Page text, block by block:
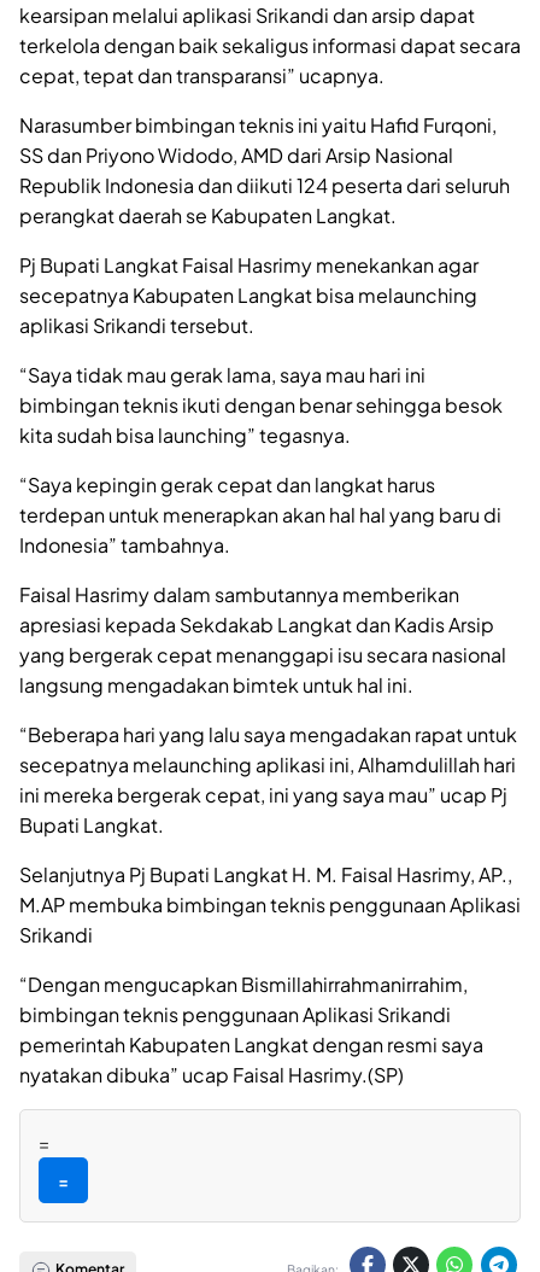
kearsipan melalui aplikasi Srikandi dan arsip dapat
terkelola dengan baik sekaligus informasi dapat secara
cepat, tepat dan transparansi” ucapnya.
Narasumber bimbingan teknis ini yaitu Hafid Furqoni,
SS dan Priyono Widodo, AMD dari Arsip Nasional
Republik Indonesia dan diikuti 124 peserta dari seluruh
perangkat daerah se Kabupaten Langkat.
Pj Bupati Langkat Faisal Hasrimy menekankan agar
secepatnya Kabupaten Langkat bisa melaunching
aplikasi Srikandi tersebut.
“Saya tidak mau gerak lama, saya mau hari ini
bimbingan teknis ikuti dengan benar sehingga besok
kita sudah bisa launching” tegasnya.
“Saya kepingin gerak cepat dan langkat harus
terdepan untuk menerapkan akan hal hal yang baru di
Indonesia” tambahnya.
Faisal Hasrimy dalam sambutannya memberikan
apresiasi kepada Sekdakab Langkat dan Kadis Arsip
yang bergerak cepat menanggapi isu secara nasional
langsung mengadakan bimtek untuk hal ini.
“Beberapa hari yang lalu saya mengadakan rapat untuk
secepatnya melaunching aplikasi ini, Alhamdulillah hari
ini mereka bergerak cepat, ini yang saya mau” ucap Pj
Bupati Langkat.
Selanjutnya Pj Bupati Langkat H. M. Faisal Hasrimy, AP.,
M.AP membuka bimbingan teknis penggunaan Aplikasi
Srikandi
“Dengan mengucapkan Bismillahirrahmanirrahim,
bimbingan teknis penggunaan Aplikasi Srikandi
pemerintah Kabupaten Langkat dengan resmi saya
nyatakan dibuka” ucap Faisal Hasrimy.(SP)
=
=
Bagikan: